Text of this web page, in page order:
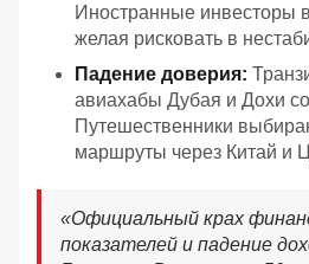
Иностранные инвесторы
желая рисковать в
Падение доверия:
авиахабы Дубая и Дохи
Путешественники
маршруты через Китай и
«Официальный крах
показателей и падение